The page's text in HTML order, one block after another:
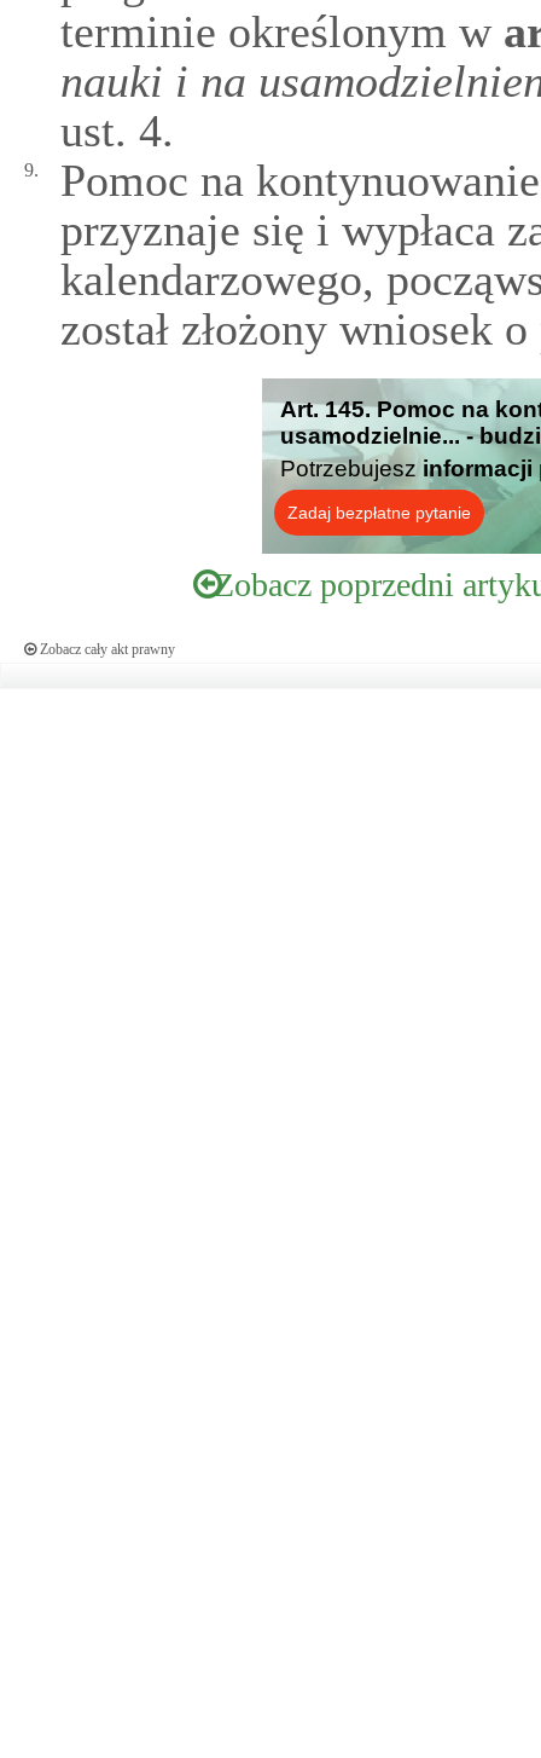
terminie określonym w
nauki i na
ust. 4.
9.
Pomoc na
przyznaje się i wypłaca
kalendarzowego,
został złożony wniosek
Art. 145. Pomoc na
usamodzielnie... -
Potrzebujesz informacji
Zadaj bezpłatne pytanie
Zobacz poprzedni
Zobacz cały akt prawny